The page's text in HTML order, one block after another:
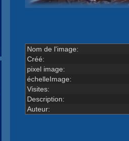
Nom de l'image:
Créé:
pixel image:
échelleImage:
Visites:
Description:
Auteur: